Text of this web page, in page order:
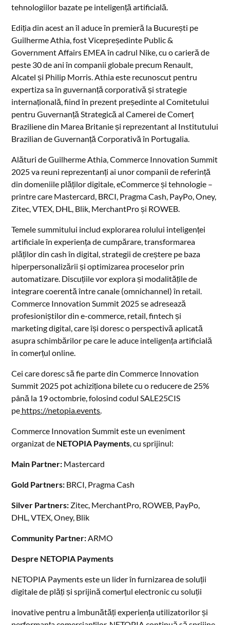
tehnologiilor bazate pe inteligență artificială.
Ediția din acest an îl aduce în premieră la București pe
Guilherme Athia, fost Vicepreședinte Public &
Government Affairs EMEA în cadrul Nike, cu o carieră de
peste 30 de ani în companii globale precum Renault,
Alcatel și Philip Morris. Athia este recunoscut pentru
expertiza sa în guvernanță corporativă și strategie
internațională, fiind în prezent președinte al Comitetului
pentru Guvernanță Strategică al Camerei de Comerț
Braziliene din Marea Britanie și reprezentant al Institutului
Brazilian de Guvernanță Corporativă în Portugalia.
Alături de Guilherme Athia, Commerce Innovation Summit
2025 va reuni reprezentanți ai unor companii de referință
din domeniile plăților digitale, eCommerce și tehnologie –
printre care Mastercard, BRCI, Pragma Cash, PayPo, Oney,
Zitec, VTEX, DHL, Blik, MerchantPro și ROWEB.
Temele summitului includ explorarea rolului inteligenței
artificiale în experiența de cumpărare, transformarea
plăților din cash în digital, strategii de creștere pe baza
hiperpersonalizării și optimizarea proceselor prin
automatizare. Discuțiile vor explora și modalitățile de
integrare coerentă între canale (omnichannel) în retail.
Commerce Innovation Summit 2025 se adresează
profesioniștilor din e-commerce, retail, fintech și
marketing digital, care își doresc o perspectivă aplicată
asupra schimbărilor pe care le aduce inteligența artificială
în comerțul online.
Cei care doresc să fie parte din Commerce Innovation
Summit 2025 pot achiziționa bilete cu o reducere de 25%
până la 19 octombrie, folosind codul SALE25CIS
pe https://netopia.events.
Commerce Innovation Summit este un eveniment
organizat de NETOPIA Payments, cu sprijinul:
Main Partner: Mastercard
Gold Partners: BRCI, Pragma Cash
Silver Partners: Zitec, MerchantPro, ROWEB, PayPo,
DHL, VTEX, Oney, Blik
Community Partner:ARMO
Despre NETOPIA Payments
NETOPIA Payments este un lider în furnizarea de soluții
digitale de plăți și sprijină comerțul electronic cu soluții
inovative pentru a îmbunătăți experiența utilizatorilor și